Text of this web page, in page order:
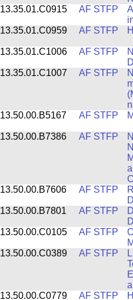
13.35.01.C0915
AF STFP
13.35.01.C0959
AF STFP
13.35.01.C1006 AF STFP
13.35.01.C1007
AF STFP
13.50.00.B5167
AF STFP
13.50.00.B7386 AF STFP
13.50.00.B7606
AF STFP
13.50.00.B7801
AF STFP
13.50.00.C0105
AF STFP
13.50.00.C0389
AF STFP
13.50.00.C0779
AF STFP